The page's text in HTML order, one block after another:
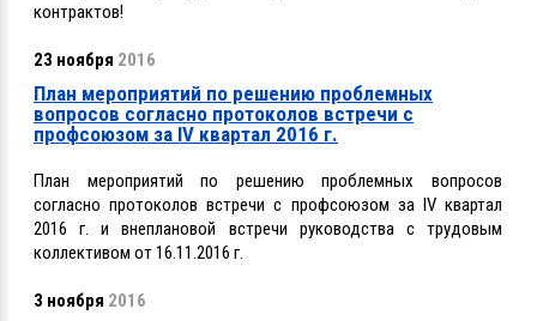
контрактов!
23 ноября 2016
План мероприятий по решению проблемных
вопросов согласно протоколов встречи с
профсоюзом за ІV квартал 2016 г.
План мероприятий по решению проблемных вопросов
согласно протоколов встречи с профсоюзом за ІV квартал
2016 г. и внеплановой встречи руководства с трудовым
коллективом от 16.11.2016 г.
3 ноября 2016